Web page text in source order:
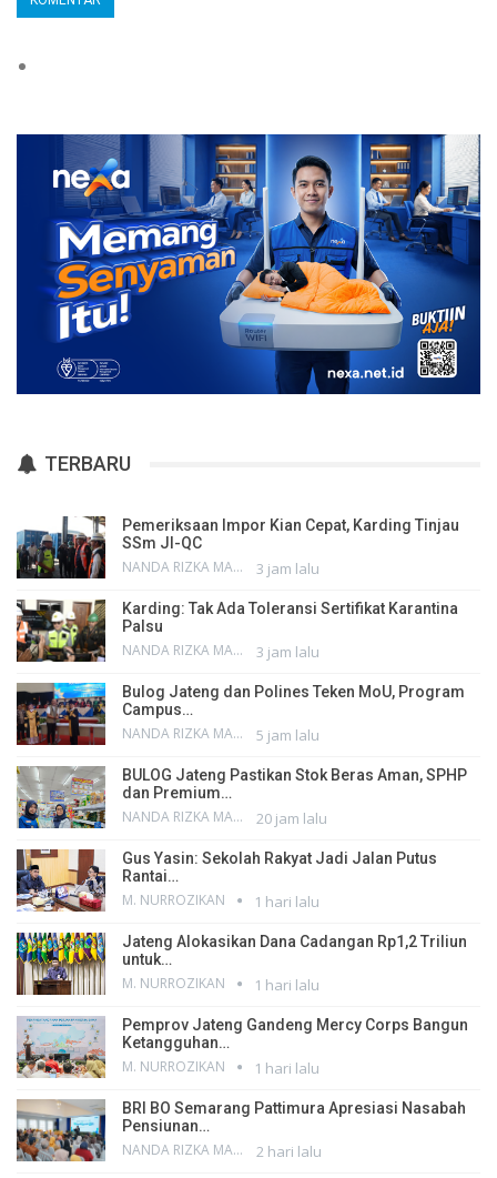
TERBARU
Pemeriksaan Impor Kian Cepat, Karding Tinjau
SSm JI-QC
NANDA RIZKA MAHENDRA 3 jam lalu
Karding: Tak Ada Toleransi Sertifikat Karantina
Palsu
NANDA RIZKA MAHENDRA 3 jam lalu
Bulog Jateng dan Polines Teken MoU, Program
Campus…
NANDA RIZKA MAHENDRA 5 jam lalu
BULOG Jateng Pastikan Stok Beras Aman, SPHP
dan Premium…
NANDA RIZKA MAHENDRA 20 jam lalu
Gus Yasin: Sekolah Rakyat Jadi Jalan Putus
Rantai…
M. NURROZIKAN 1 hari lalu
Jateng Alokasikan Dana Cadangan Rp1,2 Triliun
untuk…
M. NURROZIKAN 1 hari lalu
Pemprov Jateng Gandeng Mercy Corps Bangun
Ketangguhan…
M. NURROZIKAN 1 hari lalu
BRI BO Semarang Pattimura Apresiasi Nasabah
Pensiunan…
NANDA RIZKA MAHENDRA 2 hari lalu